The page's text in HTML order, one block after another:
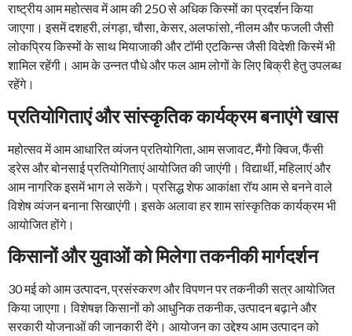
राष्ट्रीय आम महोत्सव में आम की 250 से अधिक किस्मों का प्रदर्शन किया
जाएगा। इसमें दशहरी, लंगड़ा, चौसा, केसर, अलफांसो, नीलम और फजली जैसी
लोकप्रिय किस्मों के साथ मियाजाकी और टॉमी एटकिन्स जैसी विदेशी किस्में भी
शामिल रहेंगी। आम के उन्नत पौधे और फल आम लोगों के लिए बिक्री हेतु उपलब्ध
रहेंगे।
प्रतियोगिताएं और सांस्कृतिक कार्यक्रम बनाएंगे खास
महोत्सव में आम आधारित व्यंजन प्रतियोगिता, आम सजावट, मैंगो क्विज, फैंसी
ड्रेस और बोनसाई प्रतियोगिताएं आयोजित की जाएंगी। विद्यार्थी, महिलाएं और
आम नागरिक इसमें भाग ले सकेंगे। प्रसिद्ध शेफ आकांक्षा रॉय आम से बनने वाले
विशेष व्यंजन बनाना सिखाएंगी। इसके अलावा हर शाम सांस्कृतिक कार्यक्रम भी
आयोजित होंगे।
किसानों और युवाओं को मिलेगा तकनीकी मार्गदर्शन
30 मई को आम उत्पादन, प्रसंस्करण और विपणन पर तकनीकी सत्र आयोजित
किया जाएगा। विशेषज्ञ किसानों को आधुनिक तकनीक, उत्पादन बढ़ाने और
सरकारी योजनाओं की जानकारी देंगे। आयोजन का उद्देश्य आम उत्पादन को